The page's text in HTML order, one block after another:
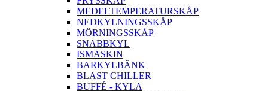
MEDELTEMPERATURSKÅP
NEDKYLNINGSSKÅP
MÖRNINGSSKÅP
SNABBKYL
ISMASKIN
BARKYLBÄNK
BLAST CHILLER
BUFFÉ - KYLA